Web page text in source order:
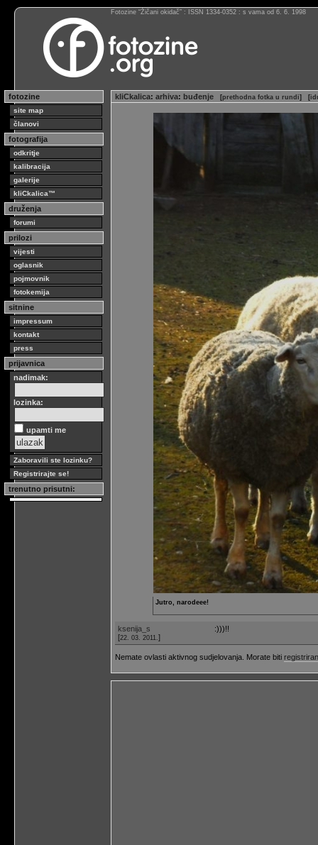
Fotozine “Žičani okidač” : ISSN 1334-0352 : s vama od 6. 6. 1998
fotozine
site map
članovi
fotografija
odkritje
kalibracija
galerije
kliCkalica™
druženja
forumi
prilozi
vijesti
oglasnik
pojmovnik
fotokemija
sitnine
impressum
kontakt
press
prijavnica
nadimak:
lozinka:
upamti me
Zaboravili ste lozinku?
Registrirajte se!
trenutno prisutni:
kliCkalica: arhiva: buđenje [prethodna fotka u rundi] [
Jutro, narodeee!
ksenija_s
[22. 03. 2011. ]
:)))!!
Nemate ovlasti aktivnog sudjelovanja. Morate biti